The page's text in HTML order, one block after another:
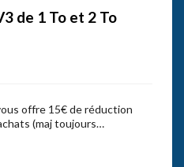
de 1 To et 2 To
offre 15€ de réduction
(maj toujours…